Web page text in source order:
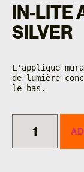
IN-LITE
SILVER
L'applique
de lumière
le bas.